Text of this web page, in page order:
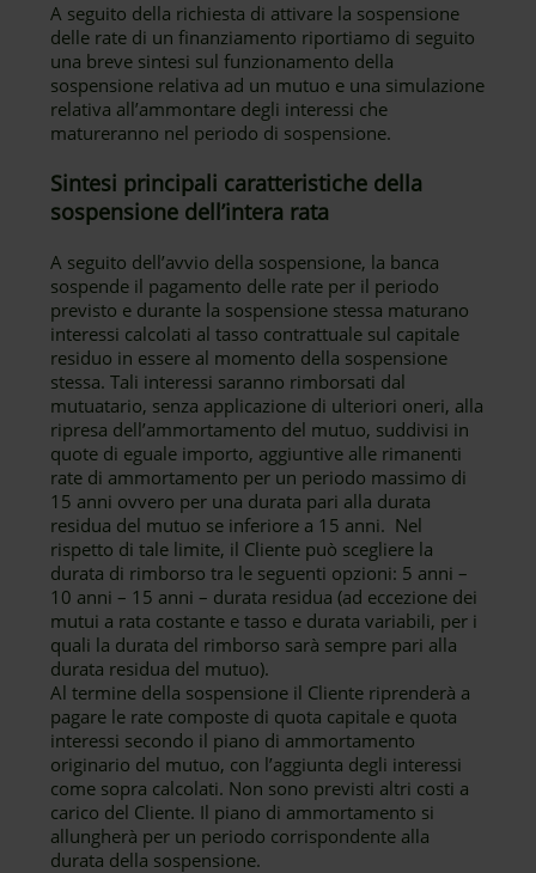
A seguito della richiesta di attivare la sospensione
delle rate di un finanziamento riportiamo di seguito
una breve sintesi sul funzionamento della
sospensione relativa ad un mutuo e una simulazione
relativa all’ammontare degli interessi che
matureranno nel periodo di sospensione.
Sintesi principali caratteristiche della
sospensione dell’intera rata
A seguito dell’avvio della sospensione, la banca
sospende il pagamento delle rate per il periodo
previsto e durante la sospensione stessa maturano
interessi calcolati al tasso contrattuale sul capitale
residuo in essere al momento della sospensione
stessa. Tali interessi saranno rimborsati dal
mutuatario, senza applicazione di ulteriori oneri, alla
ripresa dell’ammortamento del mutuo, suddivisi in
quote di eguale importo, aggiuntive alle rimanenti
rate di ammortamento per un periodo massimo di
15 anni ovvero per una durata pari alla durata
residua del mutuo se inferiore a 15 anni. Nel
rispetto di tale limite, il Cliente può scegliere la
durata di rimborso tra le seguenti opzioni: 5 anni –
10 anni – 15 anni – durata residua (ad eccezione dei
mutui a rata costante e tasso e durata variabili, per i
quali la durata del rimborso sarà sempre pari alla
durata residua del mutuo).
Al termine della sospensione il Cliente riprenderà a
pagare le rate composte di quota capitale e quota
interessi secondo il piano di ammortamento
originario del mutuo, con l’aggiunta degli interessi
come sopra calcolati. Non sono previsti altri costi a
carico del Cliente. Il piano di ammortamento si
allungherà per un periodo corrispondente alla
durata della sospensione.